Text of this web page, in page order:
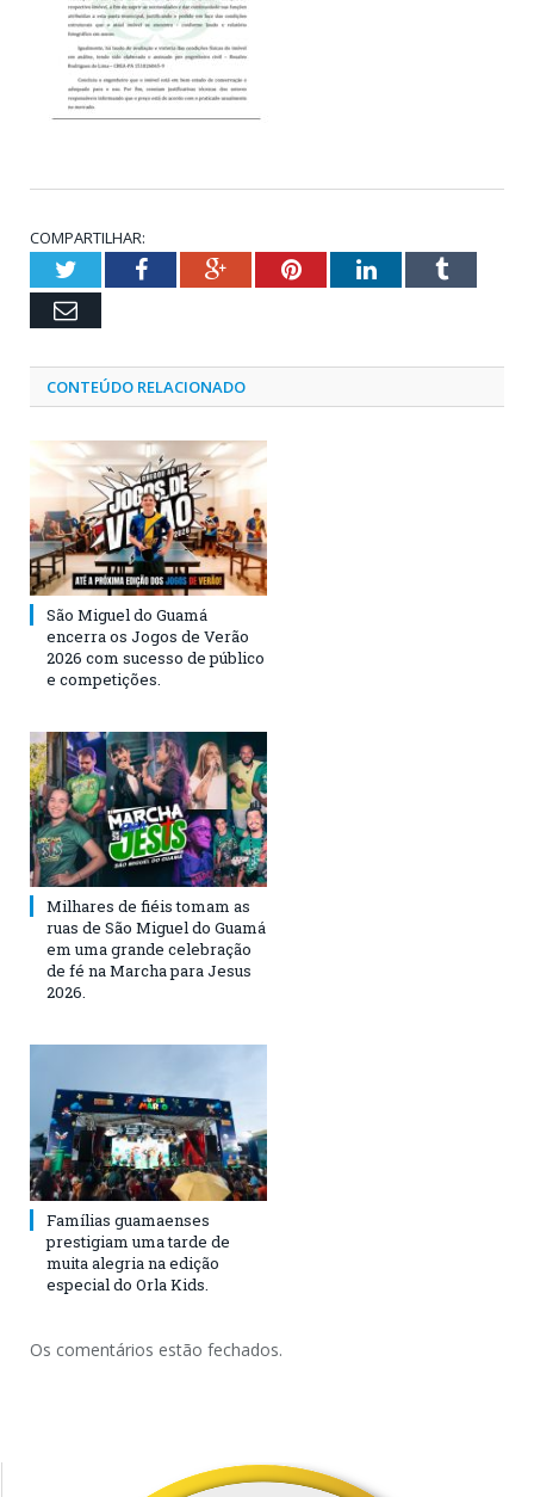
COMPARTILHAR:
TwitterFacebookGoogle+PinterestLinkedInTumblr
Email
CONTEÚDO RELACIONADO
São Miguel do Guamá
encerra os Jogos de Verão
2026 com sucesso de público
e competições.
Milhares de fiéis tomam as
ruas de São Miguel do Guamá
em uma grande celebração
de fé na Marcha para Jesus
2026.
Famílias guamaenses
prestigiam uma tarde de
muita alegria na edição
especial do Orla Kids.
Os comentários estão fechados.